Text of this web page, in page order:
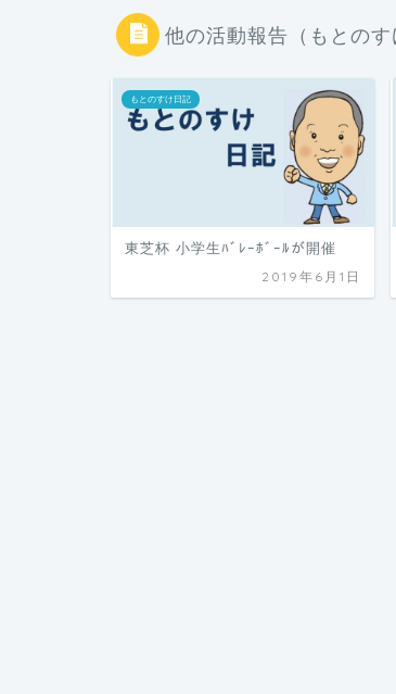
他の活動報告（もとのす
もとのすけ日記
東芝杯 小学生ﾊﾞﾚｰﾎﾞｰﾙが開催
2019年6月1日